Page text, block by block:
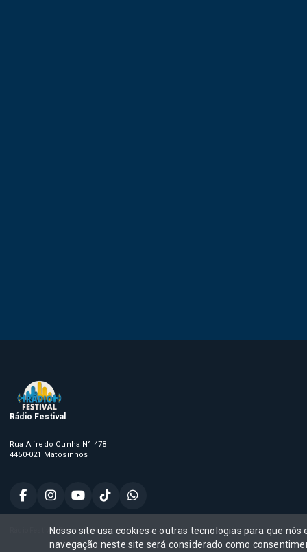
Rádio Festival
Rua Alfredo Cunha N° 478
4450-021 Matosinhos
Rádio Festival, Todos os direitos reservados,
Nosso site usa cookies e outras tecnologias para que
navegação neste site será considerado como